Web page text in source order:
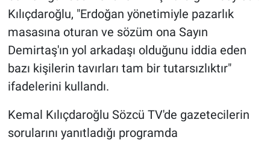
Kılıçdaroğlu, "Erdoğan yönetimiyle pazarlık
masasına oturan ve sözüm ona Sayın
Demirtaş'ın yol arkadaşı olduğunu iddia eden
bazı kişilerin tavırları tam bir tutarsızlıktır"
ifadelerini kullandı.
Kemal Kılıçdaroğlu Sözcü TV'de gazetecilerin
sorularını yanıtladığı programda